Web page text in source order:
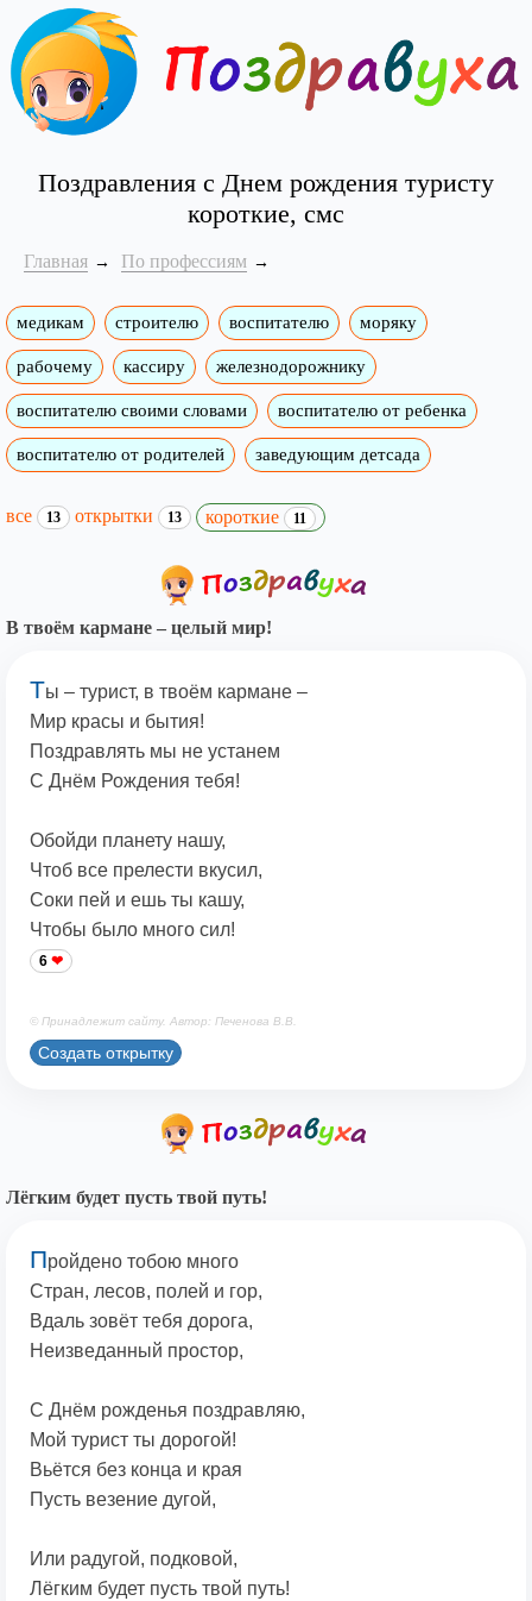
Поздравления с Днем рождения туристу
короткие, смс
Главная По профессиям
медикам строителю воспитателю моряку
рабочему кассиру железнодорожнику
воспитателю своими словами воспитателю от ребенка
воспитателю от родителей заведующим детсада
все 13 открытки 13 короткие 11
В твоём кармане – целый мир!
Ты – турист, в твоём кармане –
Мир красы и бытия!
Поздравлять мы не устанем
С Днём Рождения тебя!
Обойди планету нашу,
Чтоб все прелести вкусил,
Соки пей и ешь ты кашу,
Чтобы было много сил!
6
© Принадлежит сайту. Автор: Печенова В.В.
Создать открытку
Лёгким будет пусть твой путь!
Пройдено тобою много
Стран, лесов, полей и гор,
Вдаль зовёт тебя дорога,
Неизведанный простор,
С Днём рожденья поздравляю,
Мой турист ты дорогой!
Вьётся без конца и края
Пусть везение дугой,
Или радугой, подковой,
Лёгким будет пусть твой путь!